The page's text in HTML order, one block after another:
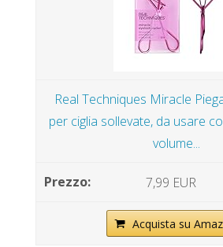
Real Techniques Miracle
per ciglia sollevate, da usare
volume...
7,99 EUR
Acquista su